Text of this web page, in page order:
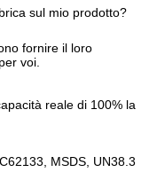
sul mio prodotto?
fornire il loro
voi.
reale di 100% la
MSDS, UN38.3